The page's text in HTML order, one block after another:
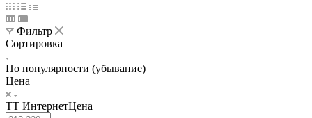
Фильтр
Сортировка
По популярности (убывание)
Цена
ТТ ИнтернетЦена